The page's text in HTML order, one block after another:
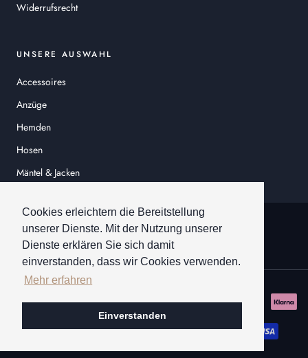
Cookies erleichtern die Bereitstellung
unserer Dienste. Mit der Nutzung unserer
Dienste erklären Sie sich damit
einverstanden, dass wir Cookies verwenden.
Mehr erfahren
Einverstanden
Widerrufsrecht
UNSERE AUSWAHL
Accessoires
Anzüge
Hemden
Hosen
Mäntel & Jacken
© HEINER SCHNEIDER